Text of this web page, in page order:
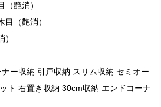
艶消）
（艶消）
ー収納 引戸収納 スリム収納 セミオー
ト 右置き収納 30cm収納 エンドコーナ